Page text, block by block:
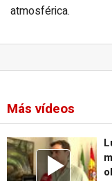
atmosférica.
Más vídeos